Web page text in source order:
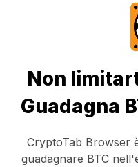
Non
Guadagna
CryptoTab Browser
guadagnare BTC